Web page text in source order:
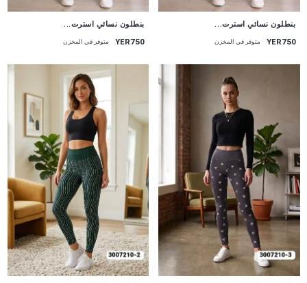
بنطلون نسائي استرت...
YER750 متوفر في المخزن
بنطلون نسائي استرت...
YER750 متوفر في المخزن